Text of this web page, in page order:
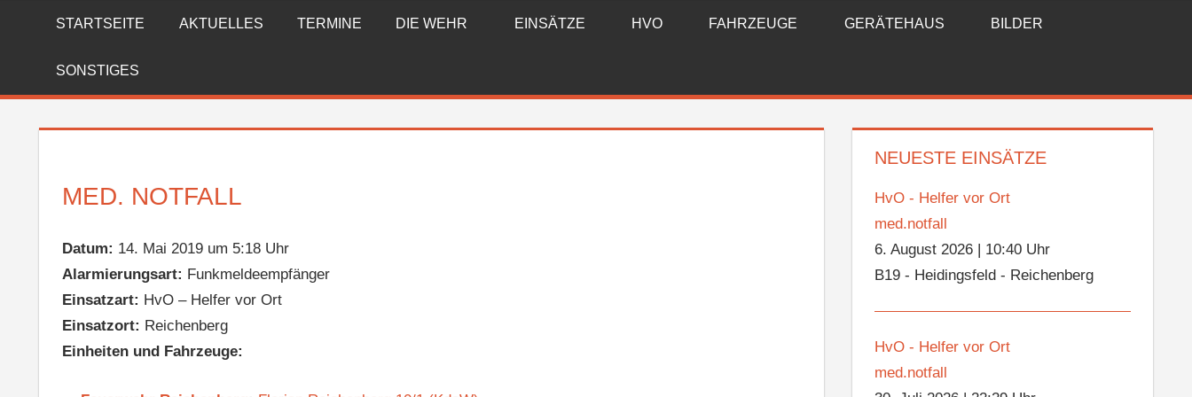
FREIWILLIGE
FEUERWEHR
REICHENBERG
STARTSEITE AKTUELLES TERMINE DIE WEHR EINSÄTZE HVO FAHRZEUGE GERÄTEHAUS BILDER
SONSTIGES
MED. NOTFALL
Datum: 14. Mai 2019 um 5:18 Uhr
Alarmierungsart: Funkmeldeempfänger
Einsatzart: HvO – Helfer vor Ort
Einsatzort: Reichenberg
Einheiten und Fahrzeuge:
NEUESTE EINSÄTZE
HvO - Helfer vor Ort
med.notfall
6. August 2026
10:40 Uhr
B19 - Heidingsfeld - Reichenberg
HvO - Helfer vor Ort
med.notfall